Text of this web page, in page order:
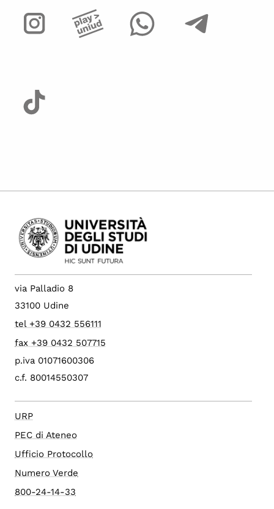
via Palladio 8
33100 Udine
tel +39 0432 556111
fax +39 0432 507715
p.iva 01071600306
c.f. 80014550307
URP
PEC di Ateneo
Ufficio Protocollo
Numero Verde
800-24-14-33